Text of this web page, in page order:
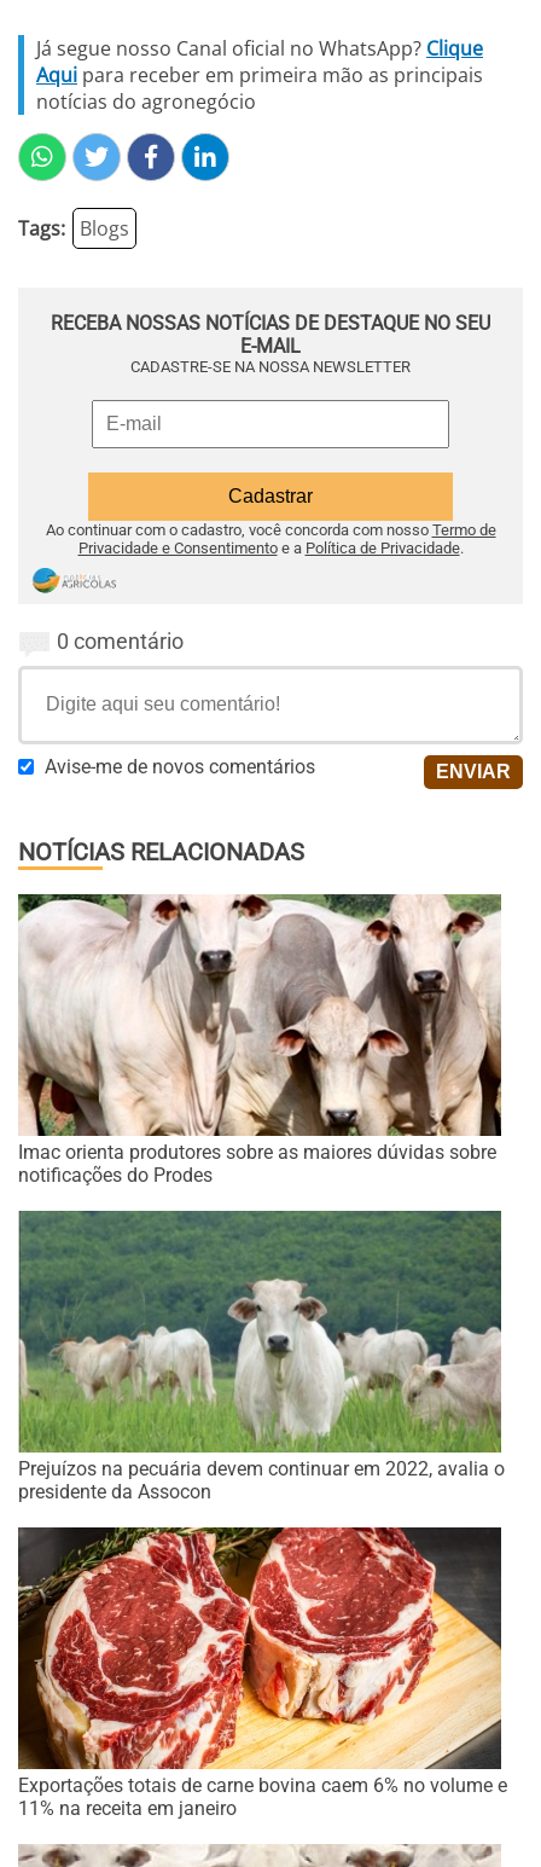
Já segue nosso Canal oficial no WhatsApp? Clique
Aqui para receber em primeira mão as principais
notícias do agronegócio
Tags: Blogs
RECEBA NOSSAS NOTÍCIAS DE DESTAQUE NO SEU
E-MAIL
CADASTRE-SE NA NOSSA NEWSLETTER
Ao continuar com o cadastro, você concorda com nosso Termo de
Privacidade e Consentimentoe a Política de Privacidade.
0 comentário
Avise-me de novos comentários
NOTÍCIAS RELACIONADAS
Imac orienta produtores sobre as maiores dúvidas sobre
notificações do Prodes
Prejuízos na pecuária devem continuar em 2022, avalia o
presidente da Assocon
Exportações totais de carne bovina caem 6% no volume e
11% na receita em janeiro